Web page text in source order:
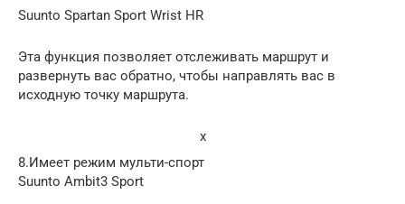
Suunto Spartan Sport Wrist HR
Эта функция позволяет отслеживать маршрут и
развернуть вас обратно, чтобы направлять вас в
исходную точку маршрута.
x
8.Имеет режим мульти-спорт
Suunto Ambit3 Sport